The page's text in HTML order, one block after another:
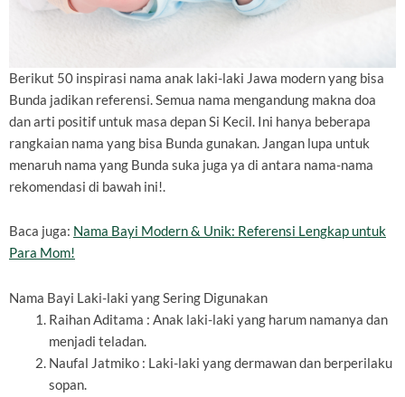
Berikut 50 inspirasi nama anak laki-laki Jawa modern yang bisa
Bunda jadikan referensi. Semua nama mengandung makna doa
dan arti positif untuk masa depan Si Kecil. Ini hanya beberapa
rangkaian nama yang bisa Bunda gunakan. Jangan lupa untuk
menaruh nama yang Bunda suka juga ya di antara nama-nama
rekomendasi di bawah ini!.
Baca juga: Nama Bayi Modern & Unik: Referensi Lengkap untuk
Para Mom!
Nama Bayi Laki-laki yang Sering Digunakan
Raihan Aditama : Anak laki-laki yang harum namanya dan
menjadi teladan.
Naufal Jatmiko : Laki-laki yang dermawan dan berperilaku
sopan.